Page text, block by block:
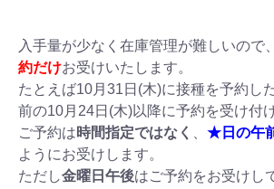
入手量が少なく在庫管理が難しいので、
約だけお受けいたします。
たとえば10月31日(木)に接種を予約し
前の10月24日(木)以降に予約を受け付
ご予約は時間指定ではなく ★日の午
ようにお受けします。
ただし金曜日午後はご予約をお受けし